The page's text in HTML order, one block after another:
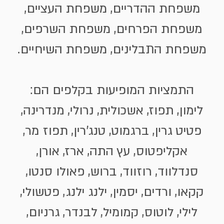
משפחת ההדריים, משפחת העציים,
משפחת הפרחים, משפחת השרפים,
משפחת התבלינים, משפחת השיחיים.
התמציות המופיעות בקלפים הם:
לימון, תפוז, אשכולית, נרולי, מנדרינה,
פטיט גרין, ברגמוט, טנג’רין, תפוז מר,
אקליפטוס, עץ התה, ארז, אורן,
סנדלווד, רוזווד, ברוש, פאולו סנטו,
קקאו, ורדים, יסמין, ילנג ילנג, פטשולי,
לילי, לוטוס, קמומיל, לבנדר, גרניום,